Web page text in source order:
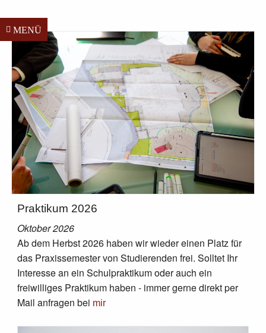
MENÜ
Praktikum 2026
Oktober 2026
Ab dem Herbst 2026 haben wir wieder einen Platz für
das Praxissemester von Studierenden frei. Solltet Ihr
Interesse an ein Schulpraktikum oder auch ein
freiwilliges Praktikum haben - immer gerne direkt per
Mail anfragen bei mir